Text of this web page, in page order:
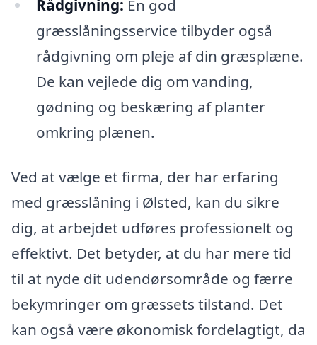
Rådgivning: En god
græsslåningsservice tilbyder også
rådgivning om pleje af din græsplæne.
De kan vejlede dig om vanding,
gødning og beskæring af planter
omkring plænen.
Ved at vælge et firma, der har erfaring
med græsslåning i Ølsted, kan du sikre
dig, at arbejdet udføres professionelt og
effektivt. Det betyder, at du har mere tid
til at nyde dit udendørsområde og færre
bekymringer om græssets tilstand. Det
kan også være økonomisk fordelagtigt, da